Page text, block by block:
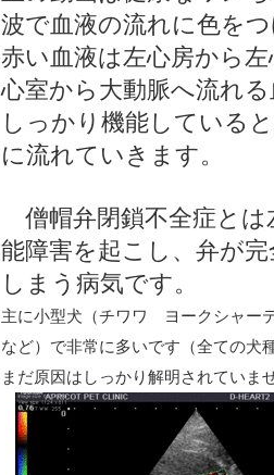
波で血液の流れに色をつ
赤い血液は左心房から
心室から大動脈へ流れ
しっかり機能している
に流れていきます。
僧帽弁閉鎖不全症とは
能障害を起こし、弁が
しまう病気です。
主に小型犬（チワワ ヨークシャ
など）で非常に多いです（全ての犬
まだ原因はしっかり解明されていま